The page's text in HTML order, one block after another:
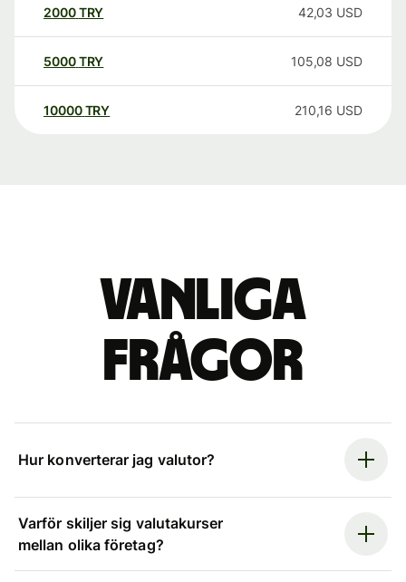
2000TRY 42,03 USD
5000TRY 105,08 USD
10000 TRY 210,16 USD
Vanliga
frågor
Hur konverterar jag valutor?
Varför skiljer sig valutakurser
mellan olika företag?